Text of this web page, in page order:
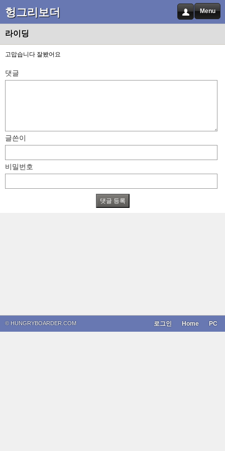
헝그리보더 Menu
라이딩
고맙습니다 잘봤어요
댓글
글쓴이
비밀번호
© HUNGRYBOARDER.COM PC
Home
로그인